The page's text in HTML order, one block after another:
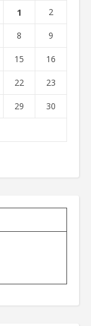
1 2
8 9
15 16
22 23
29 30